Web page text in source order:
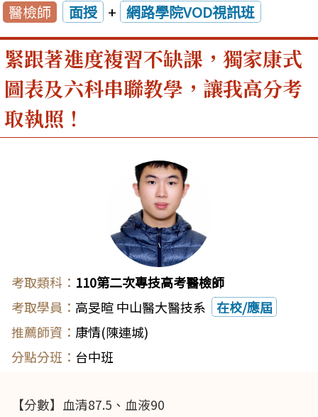
醫檢師 面授 + 網路學院VOD視訊班
緊跟著進度複習不缺課，獨家康式
圖表及六科串聯教學，讓我高分考
取執照！
110第二次專技高考醫檢師
高旻暄 中山醫大醫技系
在校/應屆
康情(陳連城)
台中班
【分數】血清87.5、血液90